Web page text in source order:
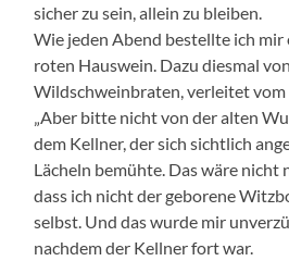
sicher zu sein, allein zu bleiben.
Wie jeden Abend bestellte ich
roten Hauswein. Dazu diesmal
Wildschweinbraten, verleitet vom
„Aber bitte nicht von der alten
dem Kellner, der sich sichtlich
Lächeln bemühte. Das wäre nicht
dass ich nicht der geborene
selbst. Und das wurde mir
nachdem der Kellner fort war.